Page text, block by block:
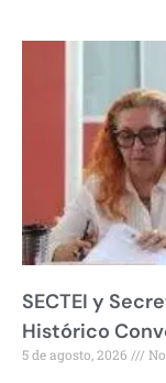
SECTEI y
Histórico
5 de agosto, 2026